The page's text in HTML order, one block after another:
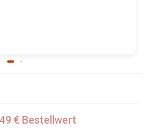
49 € Bestellwert